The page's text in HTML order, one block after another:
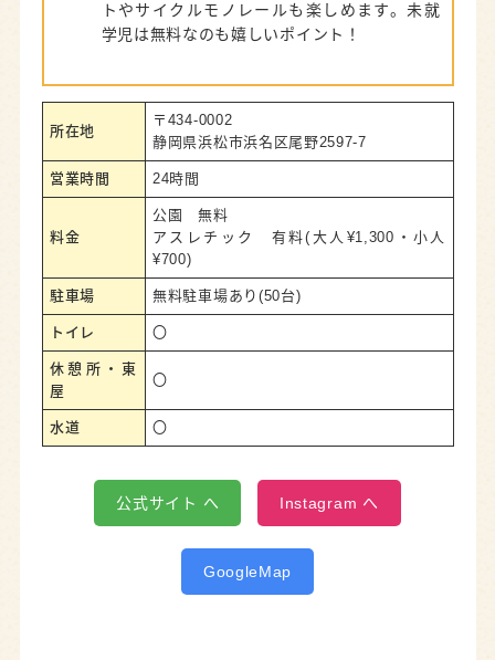
トやサイクルモノレールも楽しめます。未就
学児は無料なのも嬉しいポイント！
所在地
〒434-0002
静岡県浜松市浜名区尾野2597-7
営業時間 24時間
料金
公園 無料
アスレチック 有料(大人¥1,300・小人
¥700)
駐車場 無料駐車場あり(50台)
トイレ 〇
休憩所・東
屋
〇
水道 〇
公式サイト へ Instagram へ
GoogleMap